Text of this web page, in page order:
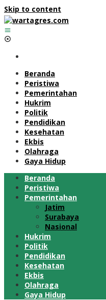
Skip to content
Beranda
Peristiwa
Pemerintahan
Hukrim
Politik
Pendidikan
Kesehatan
Ekbis
Olahraga
Gaya Hidup
Beranda
Peristiwa
Pemerintahan
Jatim
Surabaya
Nasional
Hukrim
Politik
Pendidikan
Kesehatan
Ekbis
Olahraga
Gaya Hidup